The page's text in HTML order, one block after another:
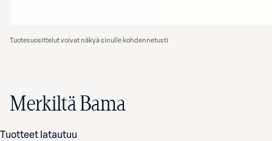
Tuotesuosittelut voivat näkyä sinulle kohdennetusti
Merkiltä Bama
Tuotteet latautuu